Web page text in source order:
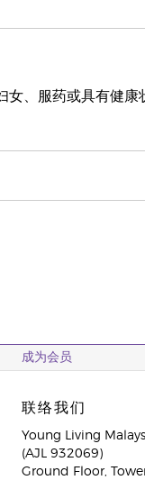
、服药或具有健康
成为会员
联络我们
Young Living
(AJL 932069)
Ground Floor,